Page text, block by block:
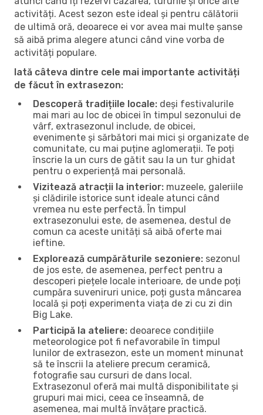
activități. Acest sezon este ideal și pentru călătorii
de ultimă oră, deoarece ei vor avea mai multe șanse
să aibă prima alegere atunci când vine vorba de
activități populare.
Iată câteva dintre cele mai importante activități
de făcut în extrasezon:
Descoperă tradițiile locale: deși festivalurile
mai mari au loc de obicei în timpul sezonului de
vârf, extrasezonul include, de obicei,
evenimente și sărbători mai mici și organizate de
comunitate, cu mai puține aglomerații. Te poți
înscrie la un curs de gătit sau la un tur ghidat
pentru o experiență mai personală.
Vizitează atracții la interior: muzeele, galeriile
și clădirile istorice sunt ideale atunci când
vremea nu este perfectă. În timpul
extrasezonului este, de asemenea, destul de
comun ca aceste unități să aibă oferte mai
ieftine.
Explorează cumpărăturile sezoniere: sezonul
de jos este, de asemenea, perfect pentru a
descoperi piețele locale interioare, de unde poți
cumpăra suveniruri unice, poți gusta mâncarea
locală și poți experimenta viața de zi cu zi din
Big Lake.
Participă la ateliere: deoarece condițiile
meteorologice pot fi nefavorabile în timpul
lunilor de extrasezon, este un moment minunat
să te înscrii la ateliere precum ceramică,
fotografie sau cursuri de dans local.
Extrasezonul oferă mai multă disponibilitate și
grupuri mai mici, ceea ce înseamnă, de
asemenea, mai multă învățare practică.